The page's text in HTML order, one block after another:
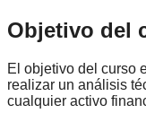
Objetivo del
El objetivo del curso
realizar un análisis
cualquier activo